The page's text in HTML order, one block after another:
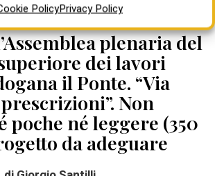
PolicyPrivacy Policy
plenaria del
dei lavori
il Ponte. “Via
Non
poche né leggere (350
da adeguare